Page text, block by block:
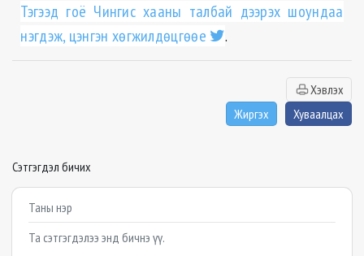
Тэгээд гоё Чингис хааны талбай дээрэх шоундаа
нэгдэж, цэнгэн хөгжилдөцгөөе
.
Хэвлэх
Жиргэх
Хуваалцах
Сэтгэгдэл бичих
Example textarea